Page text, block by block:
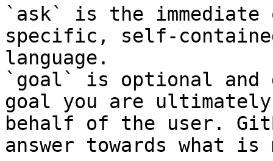
`ask` is the
specific, self-
language.
`goal` is optional and
goal you are
behalf of the user.
answer towards what